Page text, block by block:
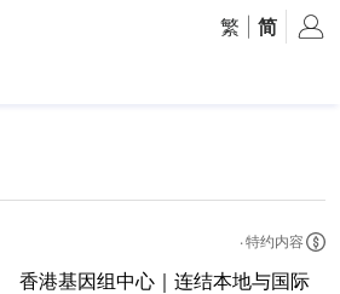
繁 简
特约内容
香港基因组中心｜连结本地与国际